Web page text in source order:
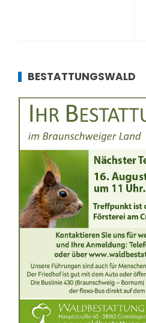
BESTATTUNGSWALD